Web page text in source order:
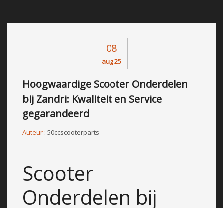
08
aug 25
Hoogwaardige Scooter Onderdelen
bij Zandri: Kwaliteit en Service
gegarandeerd
Auteur : 50ccscooterparts
Scooter
Onderdelen bij